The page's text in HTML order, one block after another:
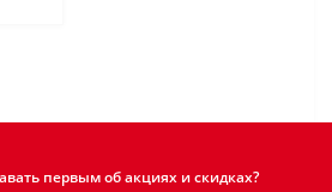
первым об акциях и скидках?